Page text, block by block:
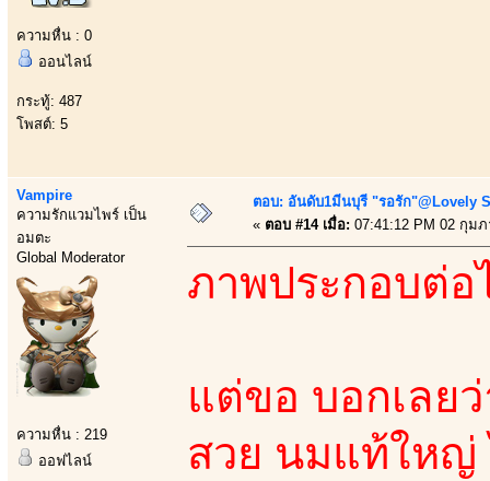
ความหื่น : 0
ออนไลน์
กระทู้: 487
โพสต์: 5
Vampire
ความรักแวมไพร์ เป็น
อมตะ
Global Moderator
ความหื่น : 219
ออฟไลน์
ตอบ: อันดับ1มีนบุรี "รอรัก"@Lovely
« ตอบ #14 เมื่อ: 07:41:12 PM 02 กุม
ภาพประกอบต่
แต่ขอ บอกเลย
สวย นมแท้ใหญ่